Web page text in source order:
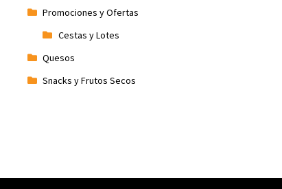
Promociones y Ofertas
Cestas y Lotes
Quesos
Snacks y Frutos Secos